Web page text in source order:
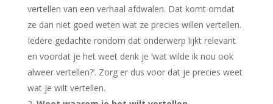
vertellen van een verhaal afdwalen. Dat komt omdat
ze dan niet goed weten wat ze precies willen vertellen.
Iedere gedachte rondom dat onderwerp lijkt relevant
en voordat je het weet denk je ‘wat wilde ik nou ook
alweer vertellen?’. Zorg er dus voor dat je precies weet
wat je wilt vertellen.